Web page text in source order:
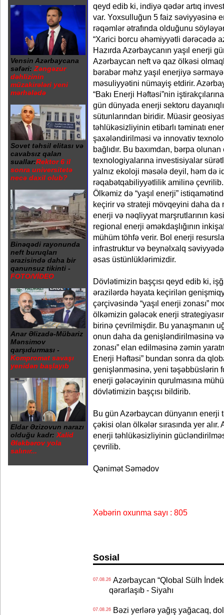
Vensin Azərbaycana
səfəri: Zəngəzur
dəhlizinin
müzakirələri yeni
mərhələdə
Sovet təhsil elitası və
cavabsız qalan
suallar:Rektor 6 il
sonra universitetə
necə daxil olub?
Binəqədi rayonunda
neft buruqları
ərazisində daha bir
qanunsuz tikinti -
FOTO/VİDEO
Anar Əlizadə-Mübariz
Mənsimov
qarşıdurması -
Kompromat savaşı
yenidən başlayıb
Eldar Əzizovun narazı
olduğu kadr: Xalid
Ələkbərov yola
salınır...
qeyd edib ki, indiyə qədər artıq
var. Yoxsulluğun 5 faiz səviyyəsinə
rəqəmlər ətrafında olduğunu
“Xarici borcu əhəmiyyətli dərəcədə
Hazırda Azərbaycanın yaşıl enerji
Azərbaycan neft və qaz ölkəsi
bərabər məhz yaşıl enerjiyə
məsuliyyətini nümayiş etdirir.
“Bakı Enerji Həftəsi”nin
gün dünyada enerji sektoru
sütunlarından biridir. Müasir
təhlükəsizliyinin etibarlı təminatı
şaxələndirilməsi və innovativ
bağlıdır. Bu baxımdan, bərpa
texnologiyalarına investisiyalar
yalnız ekoloji məsələ deyil, həm də
rəqabətqabiliyyətlilik amilinə çevrilib.
Ölkəmiz də “yaşıl enerji”
keçirir və strateji mövqeyini daha da
enerji və nəqliyyat marşrutlarının
regional enerji əməkdaşlığının
mühüm töhfə verir. Bol enerji
infrastruktur və beynəlxalq
əsas üstünlüklərimizdir.
Dövlətimizin başçısı qeyd edib ki,
ərazilərdə həyata keçirilən
çərçivəsində “yaşıl enerji zonası”
ölkəmizin gələcək enerji
birinə çevrilmişdir. Bu yanaşmanın
onun daha da genişləndirilməsinə və
zonası” elan edilməsinə zəmin
Enerji Həftəsi” bundan sonra da
genişlənməsinə, yeni təşəbbüslərin
enerji gələcəyinin qurulmasına
dövlətimizin başçısı bildirib.
Bu gün Azərbaycan dünyanın
çəkisi olan ölkələr sırasında yer
enerji təhlükəsizliyinin
çevrilib.
Qənimət Səmədov
Xəbərin oxunma sayı : 805
Sosial
07.08.26Azərbaycan “Qlobal Sülh
qərarlaşıb - Siyahı
07.08.26Bəzi yerlərə yağış yağacaq,